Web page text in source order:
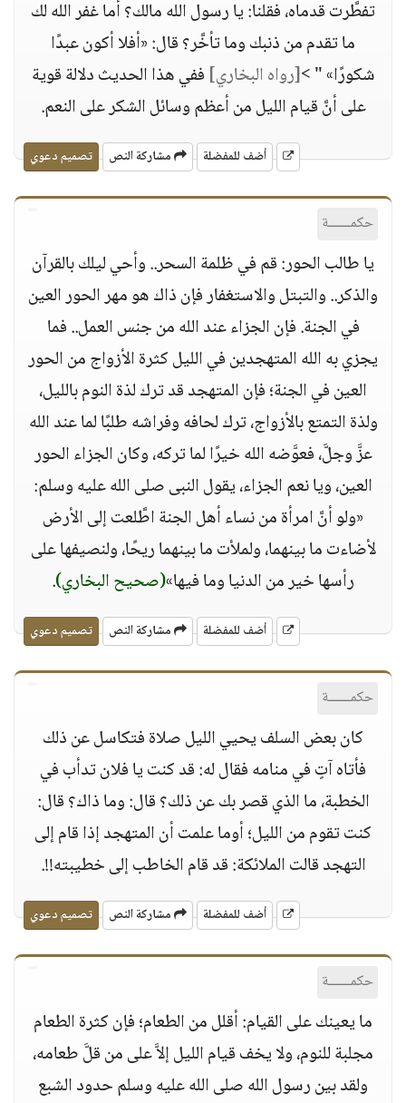
تفطَّرت قدماه، فقلنا: يا رسول الله مالك؟ أما غفر الله لك
ما تقدم من ذنبك وما تأخَّر؟ قال: «أفلا أكون عبدًا
شكورًا» " >[رواه البخاري] ففي هذا الحديث دلالة قوية
على أنَّ قيام الليل من أعظم وسائل الشكر على النعم.
أضف للمفضلة مشاركة النص تصميم دعوي
حكمــــــة
يا طالب الحور: قم في ظلمة السحر.. وأحي ليلك بالقرآن
والذكر.. والتبتل والاستغفار فإن ذاك هو مهر الحور العين
في الجنة. فإن الجزاء عند الله من جنس العمل.. فما
يجزي به الله المتهجدين في الليل كثرة الأزواج من الحور
العين في الجنة؛ فإن المتهجد قد ترك لذة النوم بالليل،
ولذة التمتع بالأزواج، ترك لحافه وفراشه طلبًا لما عند الله
عزَّ وجلَّ، فعوَّضه الله خيرًا لما تركه، وكان الجزاء الحور
العين، ويا نعم الجزاء، يقول النبى صلى الله عليه وسلم:
«ولو أنَّ امرأة من نساء أهل الجنة اطَّلعت إلى الأرض
لأضاءت ما بينهما، ولملأت ما بينهما ريحًا، ولنصيفها على
رأسها خير من الدنيا وما فيها»(صحيح البخاري).
أضف للمفضلة مشاركة النص تصميم دعوي
حكمــــــة
كان بعض السلف يحيي الليل صلاة فتكاسل عن ذلك
فأتاه آتٍ في منامه فقال له: قد كنت يا فلان تدأب في
الخطبة، ما الذي قصر بك عن ذلك؟ قال: وما ذاك؟ قال:
كنت تقوم من الليل؛ أوما علمت أن المتهجد إذا قام إلى
التهجد قالت الملائكة: قد قام الخاطب إلى خطيبته!!.
أضف للمفضلة مشاركة النص تصميم دعوي
حكمــــــة
ما يعينك على القيام: أقلل من الطعام؛ فإن كثرة الطعام
مجلبة للنوم، ولا يخف قيام الليل إلاَّ على من قلَّ طعامه،
ولقد بين رسول الله صلى الله عليه وسلم حدود الشبع